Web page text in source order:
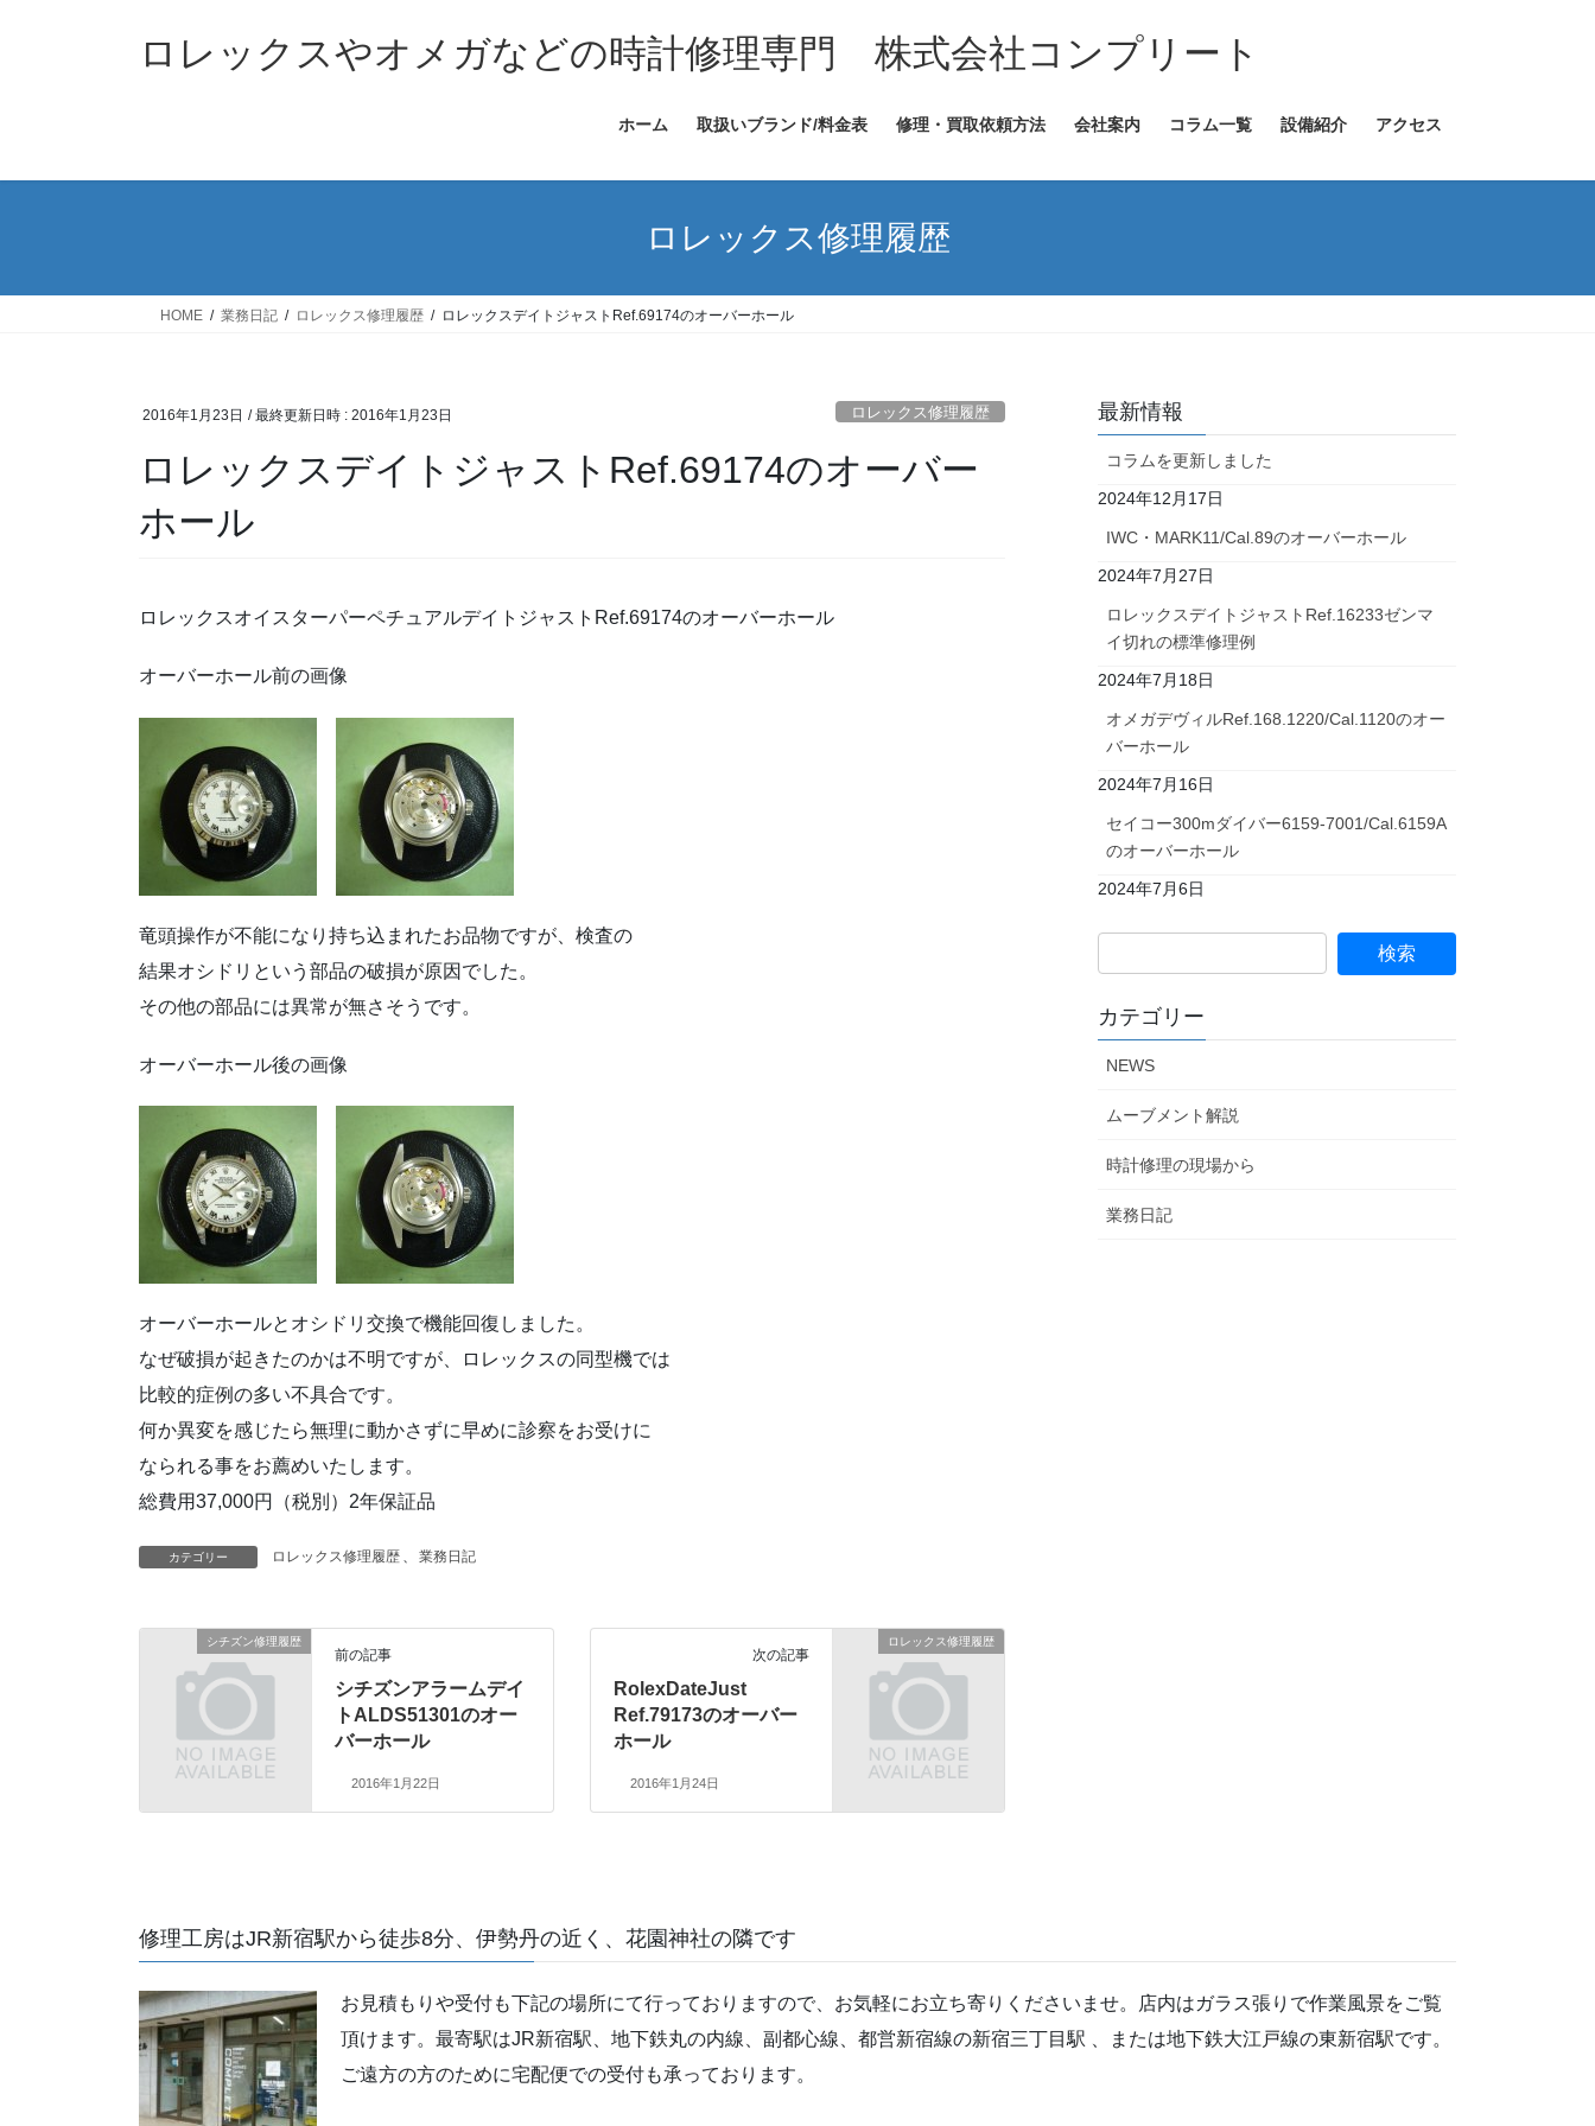
ス
ン
ロレックスやオメガなどの時計修理専門 株式会社コンプリート
ホーム 取扱いブランド/料金表 修理・買取依頼方法 会社案内 コラム一覧 設備紹介 アクセス
ロレックス修理履歴
HOME 業務日記 ロレックス修理履歴 ロレックスデイトジャストRef.69174のオーバーホール
2016年1月23日 / 最終更新日時 : 2016年1月23日 ロレックス修理履歴
ロレックスデイトジャストRef.69174のオーバー
ホール
ロレックスオイスターパーペチュアルデイトジャストRef.69174のオーバーホール
オーバーホール前の画像
竜頭操作が不能になり持ち込まれたお品物ですが、検査の
結果オシドリという部品の破損が原因でした。
その他の部品には異常が無さそうです。
オーバーホール後の画像
オーバーホールとオシドリ交換で機能回復しました。
なぜ破損が起きたのかは不明ですが、ロレックスの同型機では
比較的症例の多い不具合です。
何か異変を感じたら無理に動かさずに早めに診察をお受けに
なられる事をお薦めいたします。
総費用37,000円（税別）2年保証品
カテゴリー ロレックス修理履歴 、 業務日記
シチズン修理履歴
前の記事
シチズンアラームデイ
トALDS51301のオー
バーホール
2016年1月22日
ロレックス修理履歴
次の記事
RolexDateJust
Ref.79173のオーバー
ホール
2016年1月24日
最新情報
コラムを更新しました
2024年12月17日
IWC・MARK11/Cal.89のオーバーホール
2024年7月27日
ロレックスデイトジャストRef.16233ゼンマ
イ切れの標準修理例
2024年7月18日
オメガデヴィルRef.168.1220/Cal.1120のオー
バーホール
2024年7月16日
セイコー300mダイバー6159-7001/Cal.6159A
のオーバーホール
2024年7月6日
カテゴリー
NEWS
ムーブメント解説
時計修理の現場から
業務日記
修理工房はJR新宿駅から徒歩8分、伊勢丹の近く、花園神社の隣です
お見積もりや受付も下記の場所にて行っておりますので、お気軽にお立ち寄りくださいませ。店内はガラス張りで作業風景をご覧
頂けます。最寄駅はJR新宿駅、地下鉄丸の内線、副都心線、都営新宿線の新宿三丁目駅 、または地下鉄大江戸線の東新宿駅です。
ご遠方の方のために宅配便での受付も承っております。